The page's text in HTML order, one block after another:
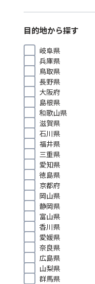
目的地から探す
岐阜県
兵庫県
鳥取県
長野県
大阪府
島根県
和歌山県
滋賀県
石川県
福井県
三重県
愛知県
徳島県
京都府
岡山県
静岡県
富山県
香川県
愛媛県
奈良県
広島県
山梨県
群馬県